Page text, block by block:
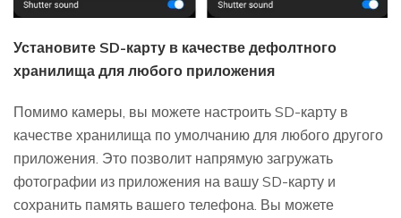
Установите SD-карту в качестве дефолтного
хранилища для любого приложения
Помимо камеры, вы можете настроить SD-карту в
качестве хранилища по умолчанию для любого другого
приложения. Это позволит напрямую загружать
фотографии из приложения на вашу SD-карту и
сохранить память вашего телефона. Вы можете